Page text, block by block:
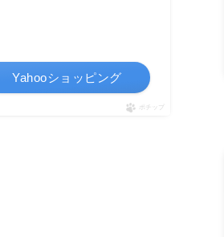
Yahooショッピング
ポチップ